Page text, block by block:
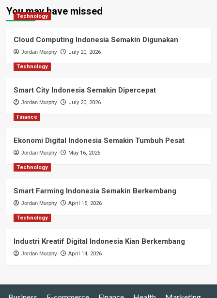
You may have missed
Technology
Cloud Computing Indonesia Semakin Digunakan
Jordan Murphy July 20, 2026
Technology
Smart City Indonesia Semakin Dipercepat
Jordan Murphy July 20, 2026
Finance
Ekonomi Digital Indonesia Semakin Tumbuh Pesat
Jordan Murphy May 16, 2026
Technology
Smart Farming Indonesia Semakin Berkembang
Jordan Murphy April 15, 2026
Technology
Industri Kreatif Digital Indonesia Kian Berkembang
Jordan Murphy April 14, 2026